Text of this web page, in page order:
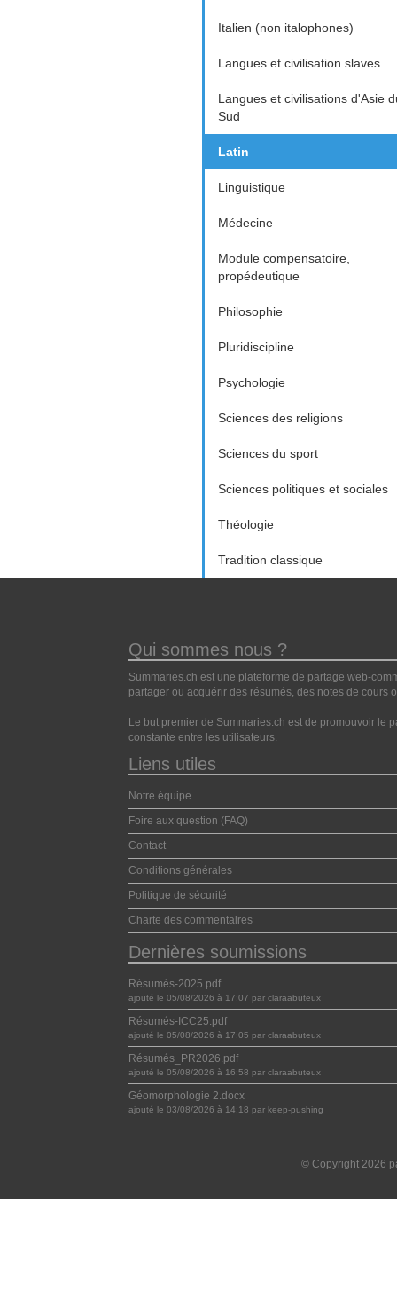
Italien (non italophones)
Langues et civilisation slaves
Langues et civilisations d'Asie
Sud
Latin
Linguistique
Médecine
Module compensatoire,
propédeutique
Philosophie
Pluridiscipline
Psychologie
Sciences des religions
Sciences du sport
Sciences politiques et sociales
Théologie
Tradition classique
Qui sommes nous ?
Summaries.ch est une plateforme de partage web-
partager ou acquérir des résumés, des notes de cours
Le but premier de Summaries.ch est de promouvoir le
constante entre les utilisateurs.
Liens utiles
Notre équipe
Foire aux question (FAQ)
Contact
Conditions générales
Politique de sécurité
Charte des commentaires
Dernières soumissions
Résumés-2025.pdf
ajouté le 05/08/2026 à 17:07 par claraabuteux
Résumés-ICC25.pdf
ajouté le 05/08/2026 à 17:05 par claraabuteux
Résumés_PR2026.pdf
ajouté le 05/08/2026 à 16:58 par claraabuteux
Géomorphologie 2.docx
ajouté le 03/08/2026 à 14:18 par keep-pushing
© Copyright 2026